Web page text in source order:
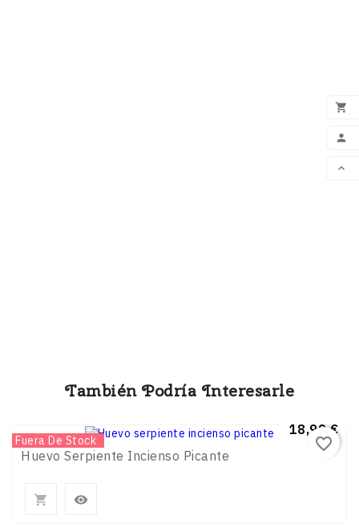



También Podría Interesarle
Precio
18,99 €
Nuevo
Fuera De Stock
Huevo Serpiente Incienso Picante
 
favorite_border